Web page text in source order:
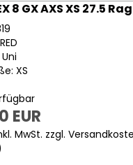
8 GX AXS XS 27.5
XS
EUR
MwSt. zzgl.